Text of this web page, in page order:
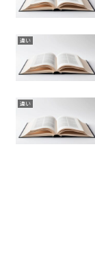
違い
違い